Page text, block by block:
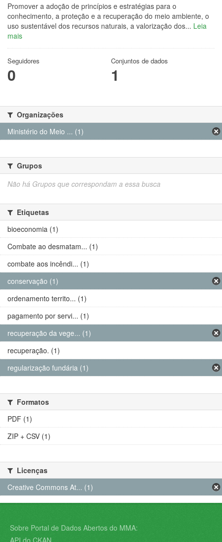
Promover a adoção de princípios e estratégias para o
conhecimento, a proteção e a recuperação do meio ambiente, o
uso sustentável dos recursos naturais, a valorização dos... Leia
mais
Seguidores
0
Conjuntos de dados
1
Organizações
Ministério do Meio ... (1)
Grupos
Não há Grupos que correspondam a essa busca
Etiquetas
bioeconomia (1)
Combate ao desmatam... (1)
combate aos incêndi... (1)
conservação (1)
ordenamento territo... (1)
pagamento por servi... (1)
recuperação da vege... (1)
recuperação. (1)
regularização fundária (1)
Formatos
PDF (1)
ZIP + CSV (1)
Licenças
Creative Commons At... (1)
Sobre Portal de Dados Abertos do MMA:
API do CKAN